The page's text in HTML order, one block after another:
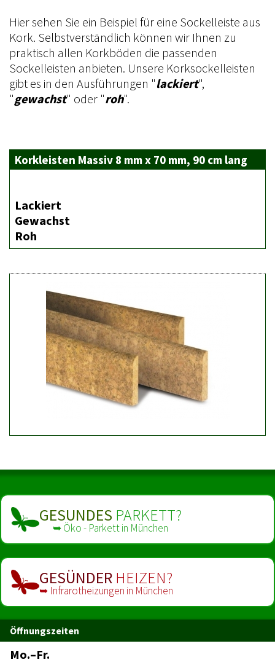
Hier sehen Sie ein Beispiel für eine Sockelleiste aus
Kork. Selbstverständlich können wir Ihnen zu
praktisch allen Korkböden die passenden
Sockelleisten anbieten. Unsere Korksockelleisten
gibt es in den Ausführungen "lackiert",
"gewachst" oder "roh".
Korkleisten Massiv 8 mm x 70 mm, 90 cm lang
Lackiert
Gewachst
Roh
GESUNDES PARKETT?
➥ Öko - Parkett in München
GESÜNDER HEIZEN?
➥ Infrarot­heizungen in München
Öffnungszeiten
Mo.–Fr.